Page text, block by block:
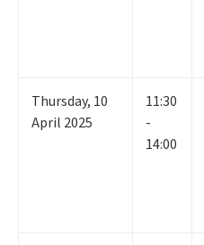
Thursday, 10
April 2025
11:30
-
14:00